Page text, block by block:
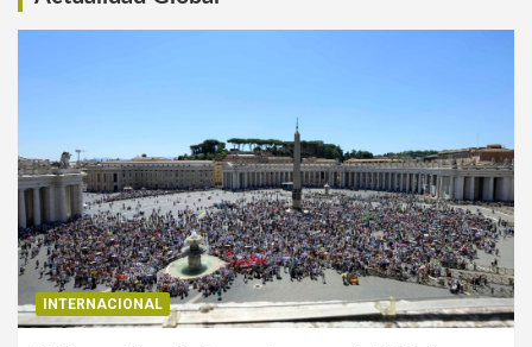
INTERNACIONAL